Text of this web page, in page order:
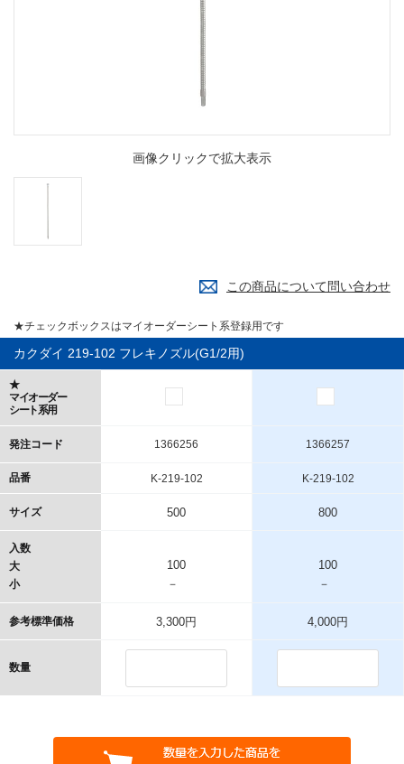
画像クリックで拡大表示
この商品について問い合わせ
★チェックボックスはマイオーダーシート系登録用です
カクダイ 219-102 フレキノズル(G1/2用)
★
マイオーダー
シート系用
発注コード
品番
サイズ
入数
大
小
参考標準価格
数量
1366256
K-219-102
500
100
－
3,300円
1366257
K-219-102
800
100
－
4,000円